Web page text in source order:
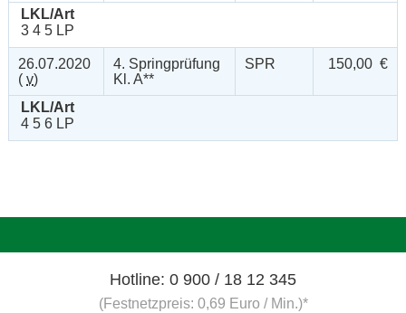
LKL/Art
3 4 5 LP
26.07.2020
( v)
4. Springprüfung
Kl. A**
SPR 150,00 €
LKL/Art
4 5 6 LP
Hotline: 0 900 / 18 12 345
(Festnetzpreis: 0,69 Euro / Min.)*